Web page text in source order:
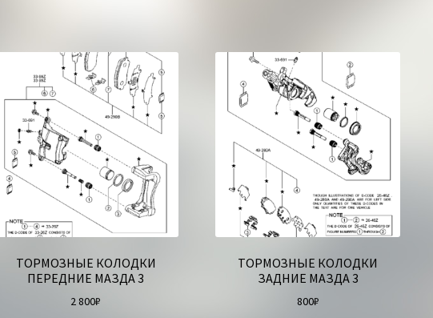
ТОРМОЗНЫЕ КОЛОДКИ
ПЕРЕДНИЕ МАЗДА 3
2 800₽
ТОРМОЗНЫЕ КОЛОДКИ
ЗАДНИЕ МАЗДА 3
800₽